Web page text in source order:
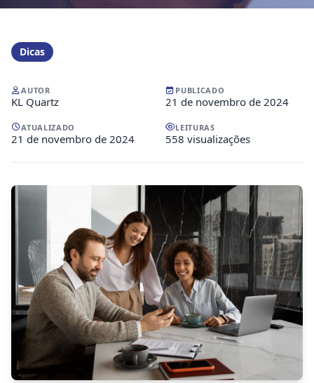
Dicas
AUTOR
KL Quartz
PUBLICADO
21 de novembro de 2024
ATUALIZADO
21 de novembro de 2024
LEITURAS
558 visualizações